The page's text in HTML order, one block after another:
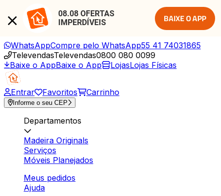
08.08 OFERTAS
IMPERDÍVEIS
BAIXE O APP
WhatsAppCompre pelo WhatsApp55 41 74031865
TelevendasTelevendas0800 080 0099
Baixe o AppBaixe o App LojasLojas Físicas
Entrar Favoritos Carrinho
Informe o seu CEP
Departamentos
Madeira Originals
Serviços
Móveis Planejados
Meus pedidos
Ajuda